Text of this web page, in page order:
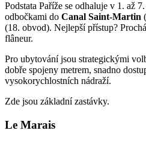
Podstata Paříže se odhaluje v 1. až
odbočkami do Canal Saint-Martin
(18. obvod). Nejlepší přístup?
flâneur.
Pro ubytování jsou strategickými
dobře spojeny metrem, snadno
vysokorychlostních nádraží.
Zde jsou základní zastávky.
Le Marais